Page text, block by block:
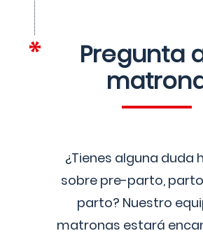
Pregunta
¿Tienes alguna duda
sobre pre-parto,
parto? Nuestro
matronas estará